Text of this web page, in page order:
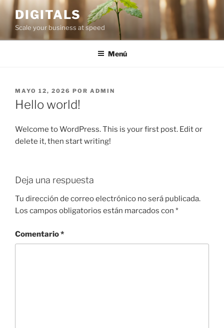
Saltar
contenido
DIGITALS
Scale your business at speed
Menú
PUBLICADO
EL
MAYO 12, 2026 POR ADMIN
Hello world!
Welcome to WordPress. This is your first post. Edit or
delete it, then start writing!
Deja una respuesta
Tu dirección de correo electrónico no será publicada.
Los campos obligatorios están marcados con *
Comentario*